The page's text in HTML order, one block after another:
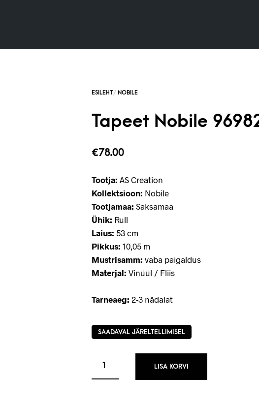
Tapeet Nobile
€78.00
Tootja: AS Creation
Kollektsioon: Nobile
Tootjamaa: Saksamaa
Ühik: Rull
Laius: 53 cm
Pikkus: 10,05 m
Mustrisamm: vaba paigaldus
Materjal: Vinüül / Fliis
Tarneaeg: 2-3 nädalat
SAADAVAL JÄRELTELLIMISEL
LISA KORVI